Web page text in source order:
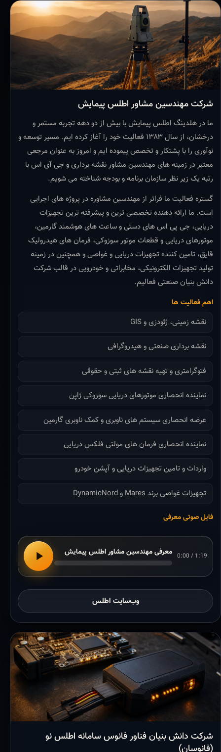
شرکت مهندسین مشاور اطلس پیمایش
ما در هلدینگ اطلس پیمایش با بیش از دو دهه تجربه مستمر و
درخشان، از سال ۱۳۸۳ فعالیت خود را آغاز کرده ایم. مسیر توسعه و
نوآوری را با پشتکار و تخصص پیموده ایم و امروز به عنوان مرجعی
معتبر در زمینه های مهندسین مشاور نقشه برداری و جی آی اس با
رتبه یک زیر نظر سازمان برنامه و بودجه شناخته می شویم.
گستره فعالیت ما فراتر از مهندسین مشاوره در پروژه های اجرایی
است. ما ارائه دهنده تخصصی ترین و پیشرفته ترین تجهیزات
دریایی، جی پی اس های دستی و ساعت های هوشمند گارمین،
موتورهای دریایی و قطعات موتور سوزوکی، فرمان های هیدرولیک
قایق، تامین کننده تجهیزات دریایی و غواصی و همچنین در زمینه
تولید تجهیزات الکترونیکی، مخابراتی و خودرویی در قالب شرکت
دانش بنیان صنعتی فعالیم.
اهم فعالیت ها
نقشه زمینی، ژئودزی و GIS
نقشه برداری صنعتی و هیدروگرافی
فتوگرامتری و تهیه نقشه های ثبتی و حقوقی
نماینده انحصاری موتورهای دریایی سوزوکی ژاپن
عرضه انحصاری سیستم های ناوبری و کمک ناوبری گارمین
نماینده انحصاری فرمان های مولتی فلکس دریایی
واردات و تامین تجهیزات دریایی و آپشن خودرو
تجهیزات غواصی برند Mares و DynamicNord
فایل صوتی معرفی
0:00 / 1:19 معرفی مهندسین مشاور اطلس پیمایش
وب‌سایت اطلس
شرکت دانش بنیان فناور فانوس سامانه اطلس نو
(فانوسان)